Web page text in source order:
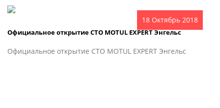
18 Октябрь 2018
Официальное открытие СТО MOTUL EXPERT Энгельс
Официальное открытие СТО MOTUL EXPERT Энгельс